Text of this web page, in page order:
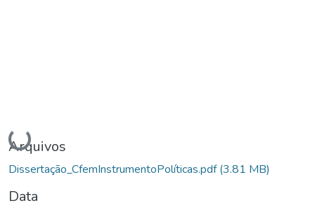
Carregando...
Arquivos
Dissertação_CfemInstrumentoPolíticas.pdf(3.81 MB)
Data